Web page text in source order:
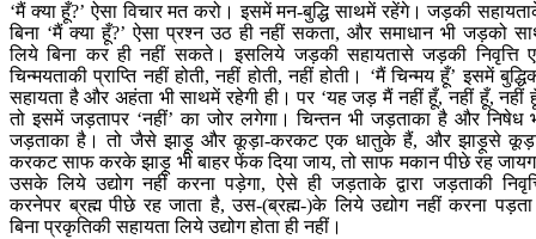
‘मैं क्या हूँ?’ ऐसा विचार मत करो। इसमें मन-बुद्धि साथमें रहेंगे। जड़की
बिना ‘मैं क्या हूँ?’ ऐसा प्रश्न उठ ही नहीं सकता, और समाधान भी जड़को
लिये बिना कर ही नहीं सकते। इसलिये जड़की सहायतासे जड़की निवृत्ति
चिन्मयताकी प्राप्ति नहीं होती, नहीं होती, नहीं होती। ‘मैं चिन्मय हूँ’ इसमें
सहायता है और अहंता भी साथमें रहेगी ही। पर ‘यह जड़ मैं नहीं हूँ, नहीं हूँ, नहीं
तो इसमें जड़तापर ‘नहीं’ का जोर लगेगा। चिन्तन भी जड़ताका है और निषेध
जड़ताका है। तो जैसे झाड़ू और कूड़ा-करकट एक धातुके हैं, और झाड़ूसे
करकट साफ करके झाड़ू भी बाहर फेंक दिया जाय, तो साफ मकान पीछे रह
उसके लिये उद्योग नहीं करना पड़ेगा, ऐसे ही जड़ताके द्वारा जड़ताकी
करनेपर ब्रह्म पीछे रह जाता है, उस-(ब्रह्म-)के लिये उद्योग नहीं करना
बिना प्रकृतिकी सहायता लिये उद्योग होता ही नहीं।